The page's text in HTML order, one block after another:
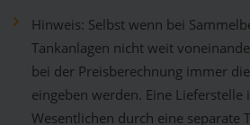
Hinweis: Selbst wenn bei
Tankanlagen nicht weit
bei der Preisberechnung immer
eingeben werden. Eine Lieferstelle
Wesentlichen durch eine separate